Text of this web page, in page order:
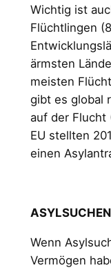
Wichtig ist
Flüchtlingen
ärmsten
meisten
gibt es global
auf der Flucht
EU stellten
einen
Wenn
Vermögen